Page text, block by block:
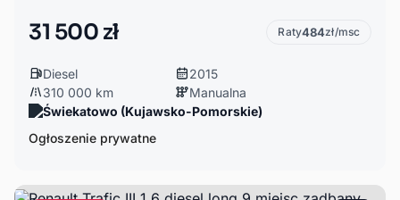
31 500 zł Raty484zł/msc
Diesel
2015
310 000 km
Manualna
Świekatowo (Kujawsko-Pomorskie)
Ogłoszenie prywatne